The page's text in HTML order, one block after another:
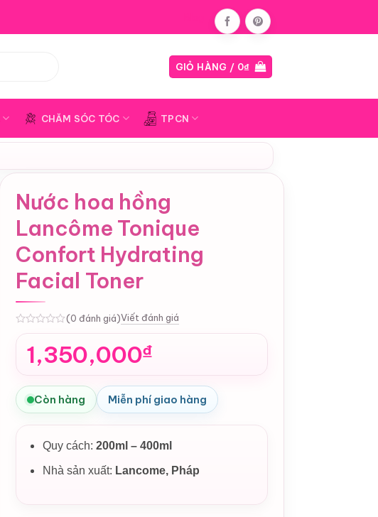
GIỎ HÀNG / 0₫
CHĂM SÓC TÓC TPCN
Nước hoa hồng
Lancôme Tonique
Confort Hydrating
Facial Toner
(0 đánh giá)Viết đánh giá
1,350,000₫
Còn hàng Miễn phí giao hàng
Quy cách:200ml – 400ml
Nhà sản xuất: Lancome, Pháp